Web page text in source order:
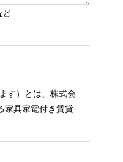
ど
す）とは、株式会
家具家電付き賃貸
ます）は、本サー